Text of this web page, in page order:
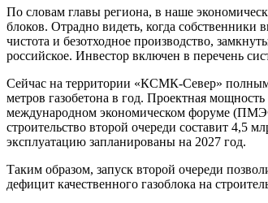
По словам главы региона, в наше
блоков. Отрадно видеть, когда
чистота и безотходное производство,
российское. Инвестор включен в перечень
Сейчас на территории «КСМК-Север» полным
метров газобетона в год. Проектная
международном экономическом форуме
строительство второй очереди составит 4,5
эксплуатацию запланированы на 2027 год.
Таким образом, запуск второй очереди
дефицит качественного газоблока на